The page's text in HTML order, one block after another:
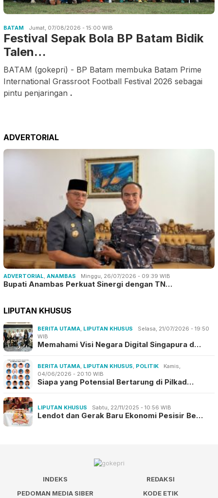
BATAM Jumat, 07/08/2026 - 15:00 WIB
Festival Sepak Bola BP Batam Bidik
Talen…
BATAM (gokepri) - BP Batam membuka Batam Prime
International Grassroot Football Festival 2026 sebagai
pintu penjaringan .
ADVERTORIAL
ADVERTORIAL, ANAMBAS Minggu, 26/07/2026 - 09:39 WIB
Bupati Anambas Perkuat Sinergi dengan TN…
LIPUTAN KHUSUS
BERITA UTAMA, LIPUTAN KHUSUS
Selasa, 21/07/2026 - 19:50
WIB
Memahami Visi Negara Digital Singapura d…
BERITA UTAMA, LIPUTAN KHUSUS, POLITIK
Kamis,
04/06/2026 - 20:10 WIB
Siapa yang Potensial Bertarung di Pilkad…
LIPUTAN KHUSUS Sabtu, 22/11/2025 - 10:56 WIB
Lendot dan Gerak Baru Ekonomi Pesisir Be…
INDEKS
REDAKSI
PEDOMAN MEDIA SIBER
KODE ETIK